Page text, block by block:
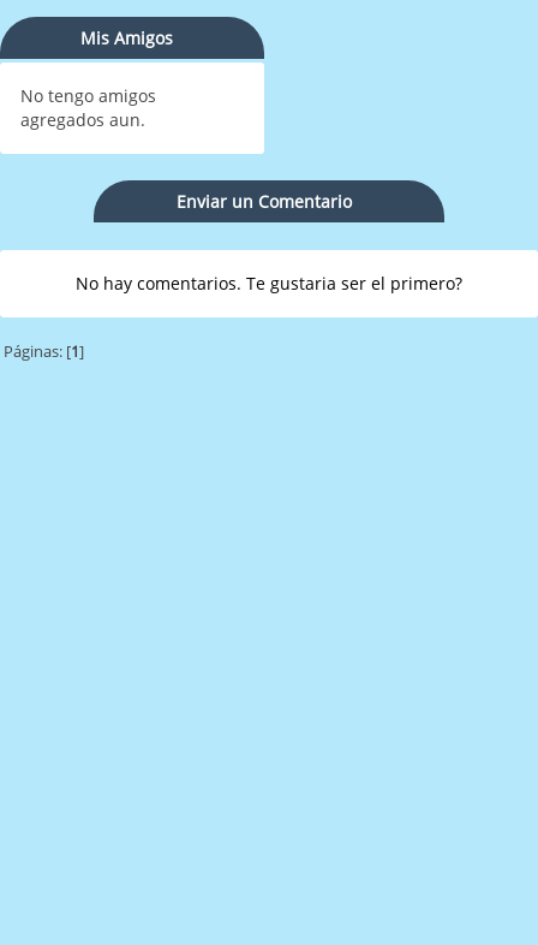
Mis Amigos
No tengo amigos
agregados aun.
Enviar un Comentario
No hay comentarios. Te gustaria ser el primero?
Páginas: [1]